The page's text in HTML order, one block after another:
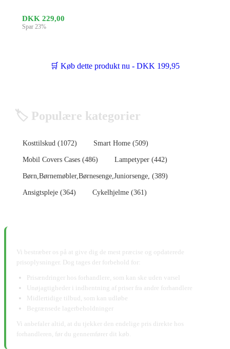
DKK 229,00
Spar 23%
🛒 Køb dette produkt nu - DKK 199,95
🏷️ Populære kategorier
Kosttilskud (1072) Smart Home (509)
Mobil Covers Cases (486) Lampetyper (442)
Børn,Børnemøbler,Børnesenge,Juniorsenge, (389)
Ansigtspleje (364) Cykelhjelme (361)
Vi bestræber os på at give dig de mest præcise og opdaterede
prisoplysninger. Dog tages der forbehold for:
Prisændringer hos forhandlere, som kan ske uden varsel
Unøjagtigheder i indhentning af priser fra andre forhandlere
Midlertidige tilbud, som kan udløbe
Begrænsede lagerbeholdninger
Vi anbefaler altid, at du tjekker den endelige pris direkte hos
forhandleren, før du gennemfører dit køb.